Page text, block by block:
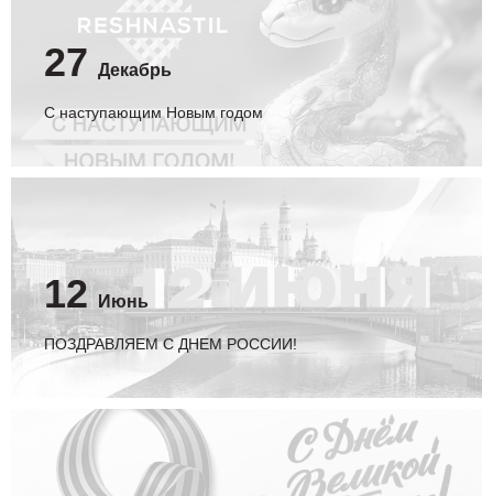
27 Декабрь
С наступающим Новым годом
12 Июнь
ПОЗДРАВЛЯЕМ С ДНЕМ РОССИИ!